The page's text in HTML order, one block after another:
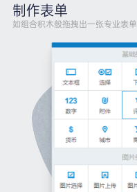
制作表单
如组合积木般拖拽出一张专业表单